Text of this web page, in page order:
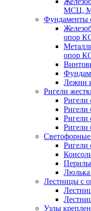
МСЦ,
Фундаменты
опор
опор
Лежни
Ригели
Ригели
Ригели
Ригели
Ригели
Ригели
Люлька
Лестницы с
Узлы